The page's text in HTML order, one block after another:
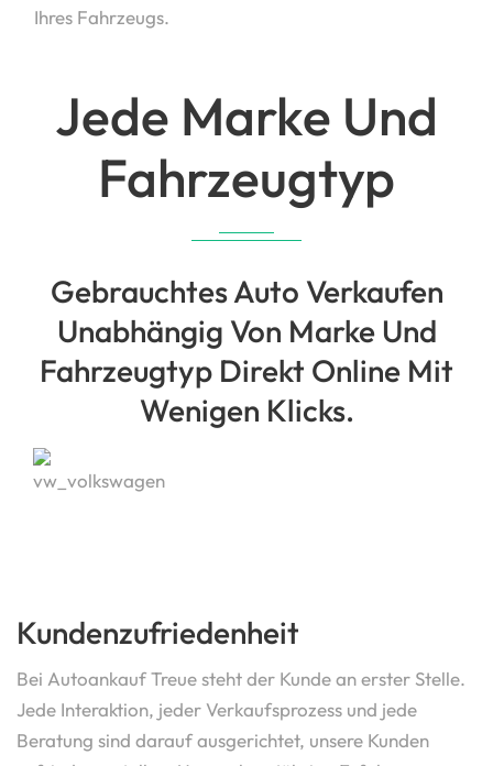
Ihres Fahrzeugs.
Jede Marke Und
Fahrzeugtyp
Gebrauchtes Auto Verkaufen
Unabhängig Von Marke Und
Fahrzeugtyp Direkt Online Mit
Wenigen Klicks.
Kundenzufriedenheit
Bei Autoankauf Treue steht der Kunde an erster Stelle.
Jede Interaktion, jeder Verkaufsprozess und jede
Beratung sind darauf ausgerichtet, unsere Kunden